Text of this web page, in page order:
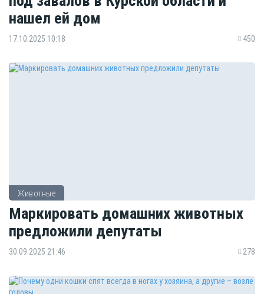
нашел ей дом
17.10.2025 10:18 450
Животные
Маркировать домашних животных
предложили депутаты
30.09.2025 21:46 278